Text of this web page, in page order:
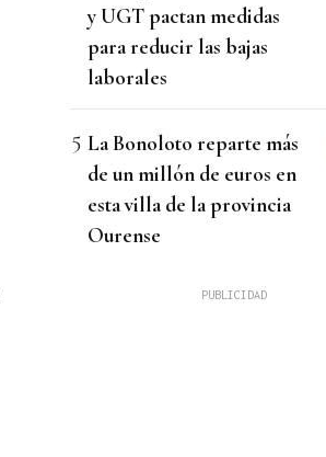
y UGT pactan medidas
para reducir las bajas
laborales
La Bonoloto reparte más
de un millón de euros en
esta villa de la provincia
Ourense